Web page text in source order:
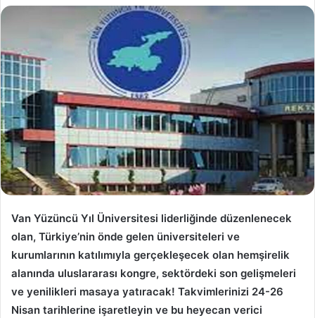
göndermek
Van Yüzüncü Yıl Üniversitesi liderliğinde düzenlenecek
olan, Türkiye’nin önde gelen üniversiteleri ve
kurumlarının katılımıyla gerçekleşecek olan hemşirelik
alanında uluslararası kongre, sektördeki son gelişmeleri
ve yenilikleri masaya yatıracak! Takvimlerinizi 24-26
Nisan tarihlerine işaretleyin ve bu heyecan verici